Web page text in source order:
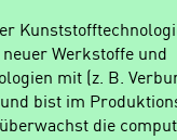
Werkstoffe und
mit (z. B.
bist im
die